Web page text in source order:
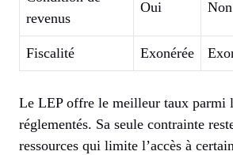
revenus
Oui Non
Fiscalité Exonérée
Le LEP offre le meilleur taux parmi
réglementés. Sa seule contrainte
ressources qui limite l’accès à